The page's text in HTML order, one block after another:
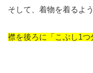
そして、着物を着るよ
襟を後ろに「こぶし1つ